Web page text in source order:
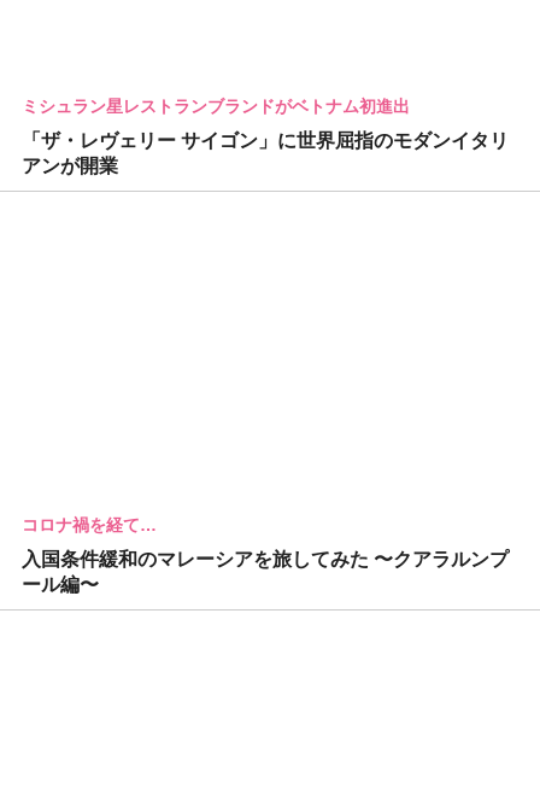
ミシュラン星レストランブランドがベトナム初進出
「ザ・レヴェリー サイゴン」に世界屈指のモダンイタリ
アンが開業
コロナ禍を経て…
入国条件緩和のマレーシアを旅してみた 〜クアラルンプ
ール編〜